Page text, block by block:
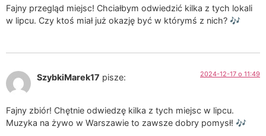
Fajny przegląd miejsc! Chciałbym odwiedzić kilka z tych lokali
w lipcu. Czy ktoś miał już okazję być w którymś z nich? 🎶
SzybkiMarek17 pisze: 2024-12-17 o 11:49
Fajny zbiór! Chętnie odwiedzę kilka z tych miejsc w lipcu.
Muzyka na żywo w Warszawie to zawsze dobry pomysł! 🎶